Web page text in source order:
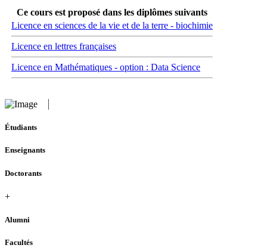
Ce cours est proposé dans les diplômes suivants
Licence en sciences de la vie et de la terre - biochimie
Licence en lettres françaises
Licence en Mathématiques - option : Data Science
Étudiants
Enseignants
Doctorants
+
Alumni
Facultés